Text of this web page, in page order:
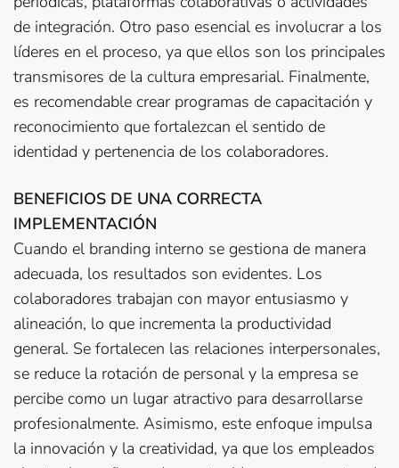
de integración. Otro paso esencial es involucrar a los
líderes en el proceso, ya que ellos son los principales
transmisores de la cultura empresarial. Finalmente,
es recomendable crear programas de capacitación y
reconocimiento que fortalezcan el sentido de
identidad y pertenencia de los colaboradores.
BENEFICIOS DE UNA CORRECTA
IMPLEMENTACIÓN
Cuando el branding interno se gestiona de manera
adecuada, los resultados son evidentes. Los
colaboradores trabajan con mayor entusiasmo y
alineación, lo que incrementa la productividad
general. Se fortalecen las relaciones interpersonales,
se reduce la rotación de personal y la empresa se
percibe como un lugar atractivo para desarrollarse
profesionalmente. Asimismo, este enfoque impulsa
la innovación y la creatividad, ya que los empleados